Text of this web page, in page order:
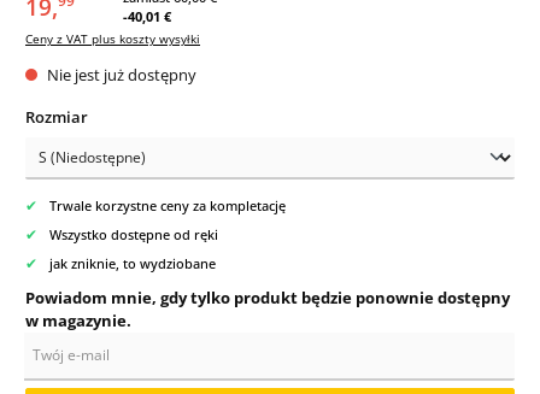
-40,01 €
Ceny z VAT plus koszty wysyłki
Nie jest już dostępny
Wybierz
Rozmiar
✔ Trwale korzystne ceny za kompletację
✔ Wszystko dostępne od ręki
✔ jak zniknie, to wydziobane
Powiadom mnie, gdy tylko produkt będzie ponownie dostępny
w magazynie.